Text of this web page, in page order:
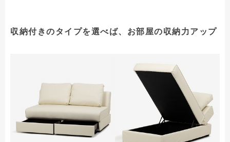
収納付きのタイプを選べば、お部屋の収納力アップ